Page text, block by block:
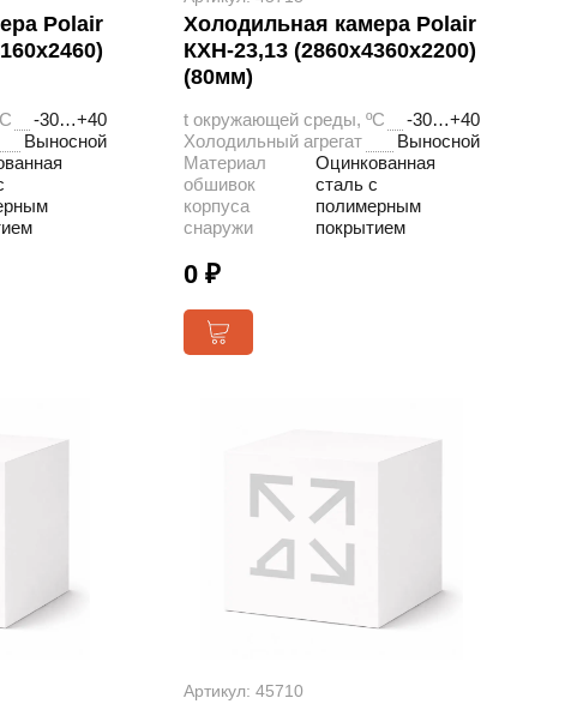
Polair
-30…+40
Выносной
Холодильная камера Polair
КХН-23,13 (2860х4360х2200)
(80мм)
t окружающей среды, ºС
-30…+40
Холодильный агрегат
Выносной
Материал
обшивок
корпуса
снаружи
Оцинкованная
сталь с
полимерным
покрытием
0 ₽
Артикул: 45710